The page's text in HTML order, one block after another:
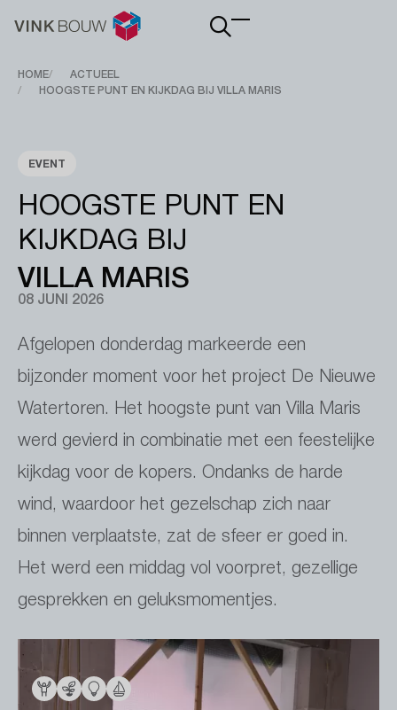
Main
Breadcrumb
HOME
ACTUEEL
HOOGSTE PUNT EN KIJKDAG BIJ VILLA MARIS
EVENT
HOOGSTE PUNT EN
KIJKDAG BIJ
VILLA MARIS
08 JUNI 2026
Afgelopen donderdag markeerde een
bijzonder moment voor het project De Nieuwe
Watertoren. Het hoogste punt van Villa Maris
werd gevierd in combinatie met een feestelijke
kijkdag voor de kopers. Ondanks de harde
wind, waardoor het gezelschap zich naar
binnen verplaatste, zat de sfeer er goed in.
Het werd een middag vol voorpret, gezellige
gesprekken en geluksmomentjes.